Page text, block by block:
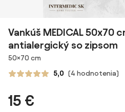
Vankúš MEDICAL 50x70
antialergický so zipsom
Rozmery
50×70 cm
5,0 (4 hodnotenia)
15 €